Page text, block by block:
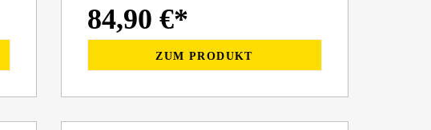
84,90 €*
ZUM PRODUKT